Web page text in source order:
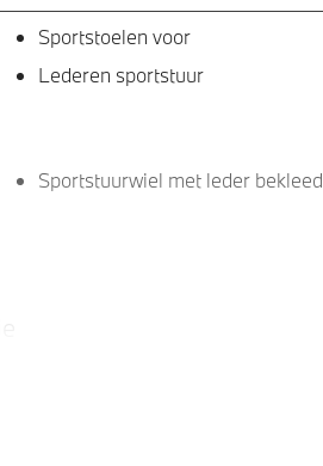
Sportstoelen voor
Lederen sportstuur
Sportstuurwiel met leder bekleed